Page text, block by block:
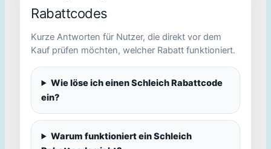
Rabattcodes
Kurze Antworten für Nutzer, die direkt vor dem
Kauf prüfen möchten, welcher Rabatt funktioniert.
Wie löse ich einen Schleich Rabattcode
ein?
Warum funktioniert ein Schleich